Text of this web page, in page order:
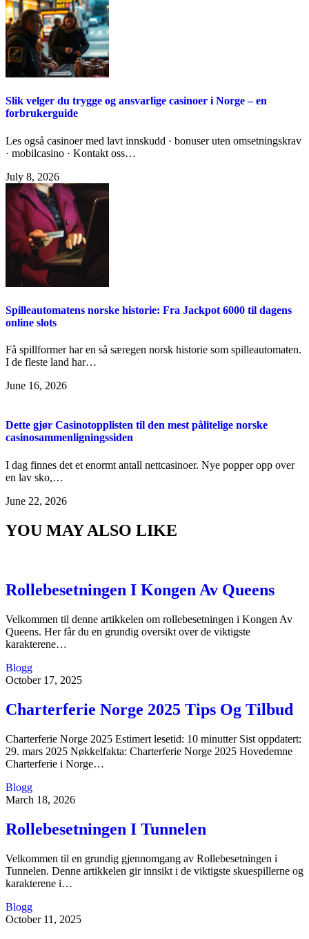
Slik velger du trygge og ansvarlige casinoer i Norge – en
forbrukerguide
Les også casinoer med lavt innskudd · bonuser uten omsetningskrav
· mobilcasino · Kontakt oss…
July 8, 2026
Spilleautomatens norske historie: Fra Jackpot 6000 til dagens
online slots
Få spillformer har en så særegen norsk historie som spilleautomaten.
I de fleste land har…
June 16, 2026
Dette gjør Casinotopplisten til den mest pålitelige norske
casinosammenligningssiden
I dag finnes det et enormt antall nettcasinoer. Nye popper opp over
en lav sko,…
June 22, 2026
YOU MAY ALSO LIKE
Rollebesetningen I Kongen Av Queens
Velkommen til denne artikkelen om rollebesetningen i Kongen Av
Queens. Her får du en grundig oversikt over de viktigste
karakterene…
Blogg
October 17, 2025
Charterferie Norge 2025 Tips Og Tilbud
Charterferie Norge 2025 Estimert lesetid: 10 minutter Sist oppdatert:
29. mars 2025 Nøkkelfakta: Charterferie Norge 2025 Hovedemne
Charterferie i Norge…
Blogg
March 18, 2026
Rollebesetningen I Tunnelen
Velkommen til en grundig gjennomgang av Rollebesetningen i
Tunnelen. Denne artikkelen gir innsikt i de viktigste skuespillerne og
karakterene i…
Blogg
October 11, 2025